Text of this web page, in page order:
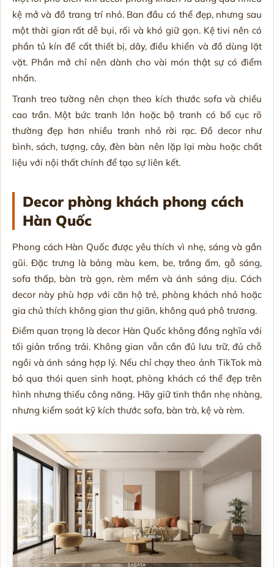
kệ mở và đồ trang trí nhỏ. Ban đầu có thể đẹp, nhưng sau
một thời gian rất dễ bụi, rối và khó giữ gọn. Kệ tivi nên có
phần tủ kín để cất thiết bị, dây, điều khiển và đồ dùng lặt
vặt. Phần mở chỉ nên dành cho vài món thật sự có điểm
nhấn.
Tranh treo tường nên chọn theo kích thước sofa và chiều
cao trần. Một bức tranh lớn hoặc bộ tranh có bố cục rõ
thường đẹp hơn nhiều tranh nhỏ rời rạc. Đồ decor như
bình, sách, tượng, cây, đèn bàn nên lặp lại màu hoặc chất
liệu với nội thất chính để tạo sự liên kết.
Decor phòng khách phong cách
Hàn Quốc
Phong cách Hàn Quốc được yêu thích vì nhẹ, sáng và gần
gũi. Đặc trưng là bảng màu kem, be, trắng ấm, gỗ sáng,
sofa thấp, bàn trà gọn, rèm mềm và ánh sáng dịu. Cách
decor này phù hợp với căn hộ trẻ, phòng khách nhỏ hoặc
gia chủ thích không gian thư giãn, không quá phô trương.
Điểm quan trọng là decor Hàn Quốc không đồng nghĩa với
tối giản trống trải. Không gian vẫn cần đủ lưu trữ, đủ chỗ
ngồi và ánh sáng hợp lý. Nếu chỉ chạy theo ảnh TikTok mà
bỏ qua thói quen sinh hoạt, phòng khách có thể đẹp trên
hình nhưng thiếu công năng. Hãy giữ tinh thần nhẹ nhàng,
nhưng kiểm soát kỹ kích thước sofa, bàn trà, kệ và rèm.